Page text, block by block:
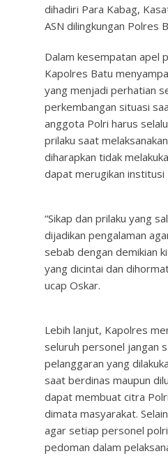
dihadiri Para Kabag,
ASN dilingkungan Polres
Dalam kesempatan apel
Kapolres Batu
yang menjadi perhatian
perkembangan situasi
anggota Polri harus
prilaku saat
diharapkan tidak
dapat merugikan institusi
“Sikap dan prilaku yang
dijadikan pengalaman
sebab dengan demikian
yang dicintai dan
ucap Oskar.
Lebih lanjut, Kapolres
seluruh personel jangan
pelanggaran yang
saat berdinas maupun
dapat membuat citra
dimata masyarakat.
agar setiap personel
pedoman dalam